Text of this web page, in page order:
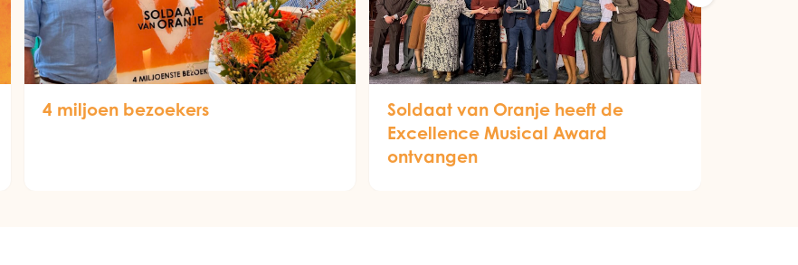
4 miljoen bezoekers
Soldaat van Oranje heeft de
Excellence Musical Award
ontvangen